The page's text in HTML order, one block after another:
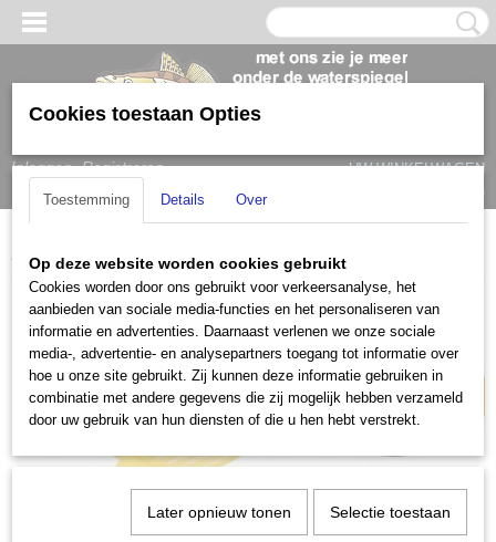
Inloggen Registreren
UW WINKELWAGEN
(0)
Home > Bootaccessoires > Diversen Pega lierband
Tijdelijk niet leverbaar
Cookies toestaan Opties
Toestemming Details Over
Op deze website worden cookies gebruikt
Cookies worden door ons gebruikt voor verkeersanalyse, het
aanbieden van sociale media-functies en het personaliseren van
informatie en advertenties. Daarnaast verlenen we onze sociale
media-, advertentie- en analysepartners toegang tot informatie over
hoe u onze site gebruikt. Zij kunnen deze informatie gebruiken in
combinatie met andere gegevens die zij mogelijk hebben verzameld
door uw gebruik van hun diensten of die u hen hebt verstrekt.
Later opnieuw tonen Selectie toestaan